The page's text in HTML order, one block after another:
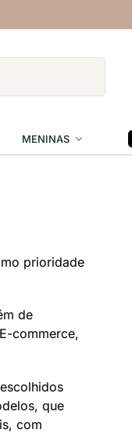
MENINAS
prioridade
de
commerce,
que
com